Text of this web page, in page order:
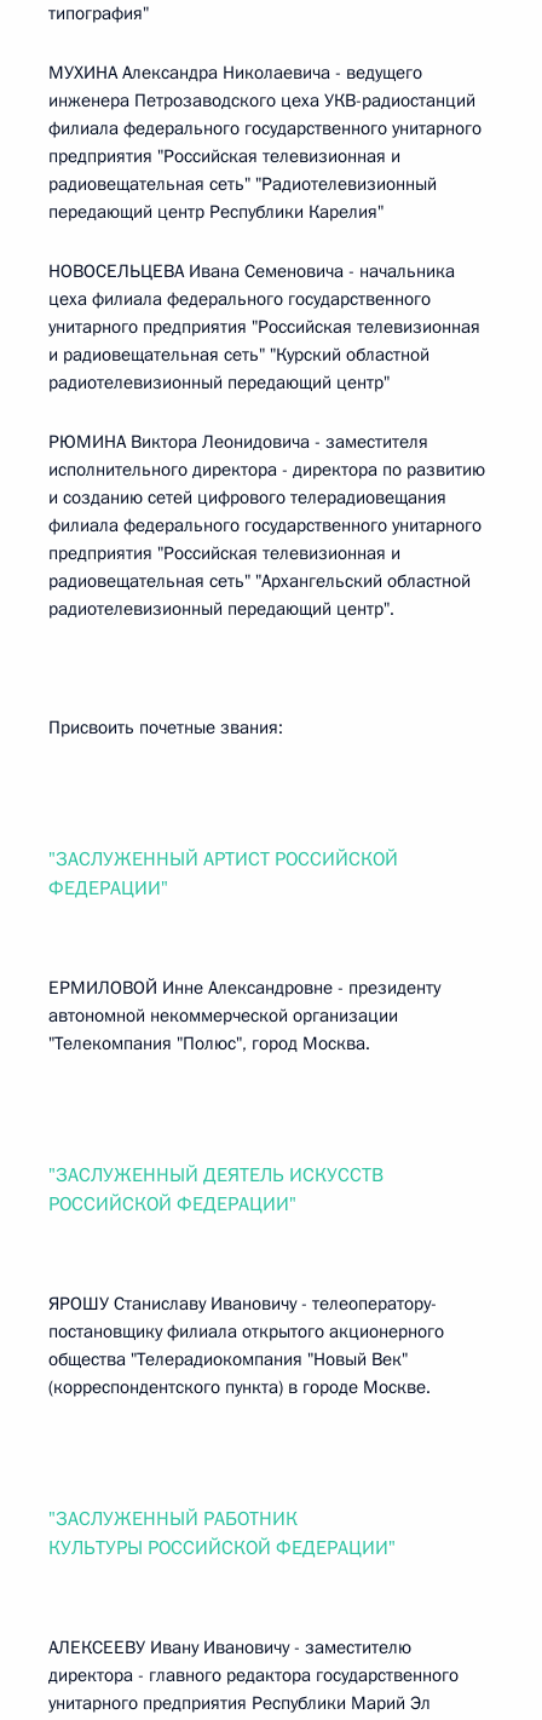
типография"
МУХИНА Александра Николаевича - ведущего
инженера Петрозаводского цеха УКВ-радиостанций
филиала федерального государственного унитарного
предприятия "Российская телевизионная и
радиовещательная сеть" "Радиотелевизионный
передающий центр Республики Карелия"
НОВОСЕЛЬЦЕВА Ивана Семеновича - начальника
цеха филиала федерального государственного
унитарного предприятия "Российская телевизионная
и радиовещательная сеть" "Курский областной
радиотелевизионный передающий центр"
РЮМИНА Виктора Леонидовича - заместителя
исполнительного директора - директора по развитию
и созданию сетей цифрового телерадиовещания
филиала федерального государственного унитарного
предприятия "Российская телевизионная и
радиовещательная сеть" "Архангельский областной
радиотелевизионный передающий центр".
Присвоить почетные звания:
"ЗАСЛУЖЕННЫЙ АРТИСТ РОССИЙСКОЙ
ФЕДЕРАЦИИ"
ЕРМИЛОВОЙ Инне Александровне - президенту
автономной некоммерческой организации
"Телекомпания "Полюс", город Москва.
"ЗАСЛУЖЕННЫЙ ДЕЯТЕЛЬ ИСКУССТВ
РОССИЙСКОЙ ФЕДЕРАЦИИ"
ЯРОШУ Станиславу Ивановичу - телеоператору-
постановщику филиала открытого акционерного
общества "Телерадиокомпания "Новый Век"
(корреспондентского пункта) в городе Москве.
"ЗАСЛУЖЕННЫЙ РАБОТНИК
КУЛЬТУРЫ РОССИЙСКОЙ ФЕДЕРАЦИИ"
АЛЕКСЕЕВУ Ивану Ивановичу - заместителю
директора - главного редактора государственного
унитарного предприятия Республики Марий Эл